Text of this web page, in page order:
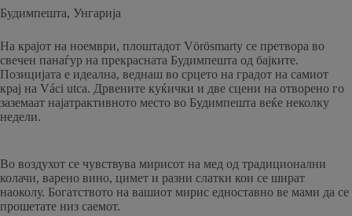
Будимпешта, Унгарија
На крајот на ноември, плоштадот Vörösmarty се претвора во
свечен панаѓур на прекрасната Будимпешта од бајките.
Позицијата е идеална, веднаш во срцето на градот на самиот
крај на Váci utca. Дрвените куќички и две сцени на отворено го
заземаат најатрактивното место во Будимпешта веќе неколку
недели.
Во воздухот се чувствува мирисот на мед од традиционални
колачи, варено вино, цимет и разни слатки кои се шират
наоколу. Богатството на вашиот мирис едноставно ве мами да се
прошетате низ саемот.